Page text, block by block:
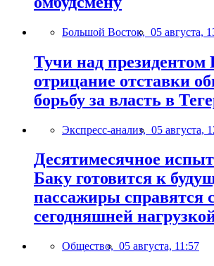
Большой Восток, 05 августа,
Тучи над президентом
отрицание отставки
борьбу за власть в
Экспресс-анализ, 05 августа,
Десятимесячное
Баку готовится к
пассажиры справятся с
сегодняшней
Общество, 05 августа, 11:57